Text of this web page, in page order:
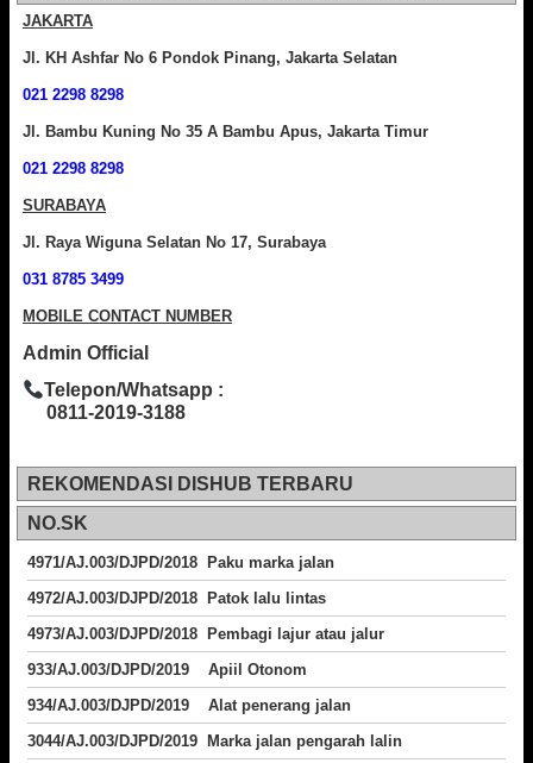
JAKARTA
Jl. KH Ashfar No 6 Pondok Pinang, Jakarta Selatan
021 2298 8298
Jl. Bambu Kuning No 35 A Bambu Apus, Jakarta Timur
021 2298 8298
SURABAYA
Jl. Raya Wiguna Selatan No 17, Surabaya
031 8785 3499
MOBILE CONTACT NUMBER
Admin Official
Telepon/Whatsapp :
0811-2019-3188
REKOMENDASI DISHUB TERBARU
NO.SK
4971/AJ.003/DJPD/2018 Paku marka jalan
4972/AJ.003/DJPD/2018 Patok lalu lintas
4973/AJ.003/DJPD/2018
Pembagi lajur atau jalur
933/AJ.003/DJPD/2019 Apiil Otonom
934/AJ.003/DJPD/2019 Alat penerang jalan
3044/AJ.003/DJPD/2019 Marka jalan pengarah lalin